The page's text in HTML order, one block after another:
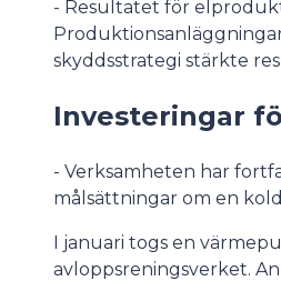
- Resultatet för
skyddsstrategi stärkte
Investeringar
- Verksamheten har
målsättningar om en
I januari togs en
avloppsreningsverket.